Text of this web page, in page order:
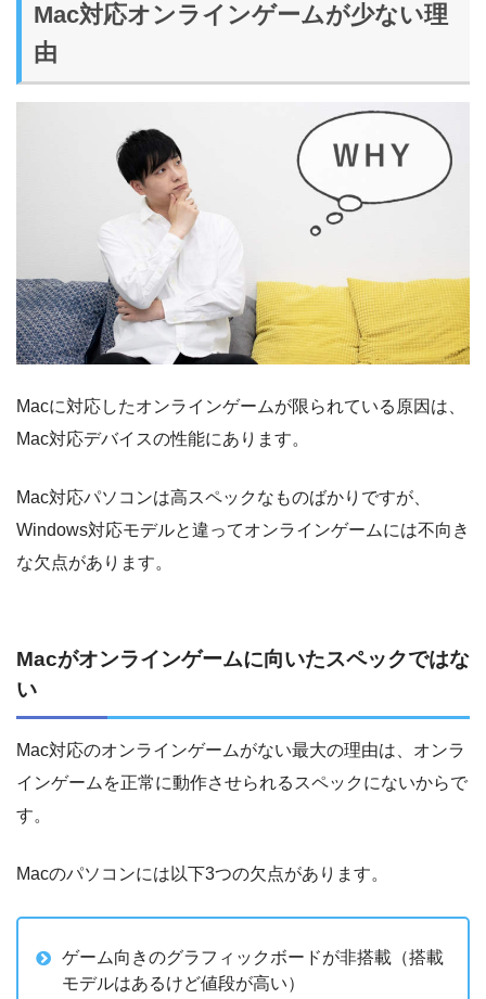
Mac対応オンラインゲームが少ない理
由
Macに対応したオンラインゲームが限られている原因は、
Mac対応デバイスの性能にあります。
Mac対応パソコンは高スペックなものばかりですが、
Windows対応モデルと違ってオンラインゲームには不向き
な欠点があります。
Macがオンラインゲームに向いたスペックではな
い
Mac対応のオンラインゲームがない最大の理由は、オンラ
インゲームを正常に動作させられるスペックにないからで
す。
Macのパソコンには以下3つの欠点があります。
ゲーム向きのグラフィックボードが非搭載（搭載
モデルはあるけど値段が高い）